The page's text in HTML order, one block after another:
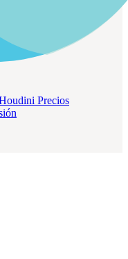
Precios